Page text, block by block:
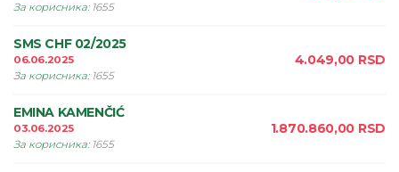
За корисника: 1655
SMS CHF 02/2025
06.06.2025
За корисника: 1655
4.049,00 RSD
EMINA KAMENČIĆ
03.06.2025
За корисника: 1655
1.870.860,00 RSD